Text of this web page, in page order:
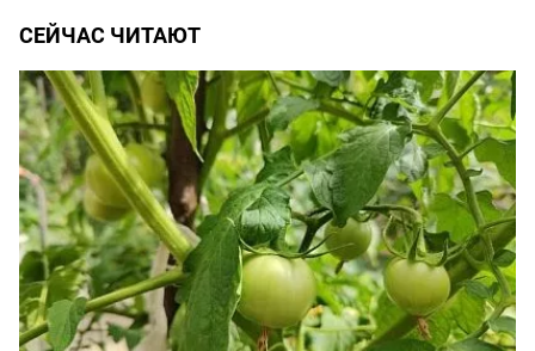
СЕЙЧАС ЧИТАЮТ